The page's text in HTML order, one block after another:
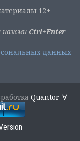
12+
нажми Ctrl+Enter
данных
Quantor-∀